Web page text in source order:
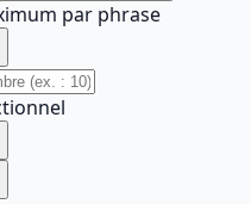
par phrase